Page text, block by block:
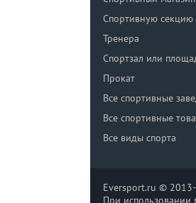
Спортивную секцию
Тренера
Спортзал или
Прокат
Все спортивные
Все спортивные
Все виды спорта
Eversport.ru ©
При использовании